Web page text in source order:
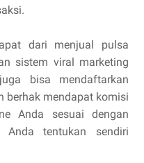
dari menjual pulsa
sistem viral marketing
bisa mendaftarkan
berhak mendapat komisi
Anda sesuai dengan
tentukan sendiri